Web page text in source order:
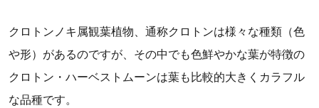
クロトンノキ属観葉植物、通称クロトンは様々な種類（色
や形）があるのですが、その中でも色鮮やかな葉が特徴の
クロトン・ハーベストムーンは葉も比較的大きくカラフル
な品種です。